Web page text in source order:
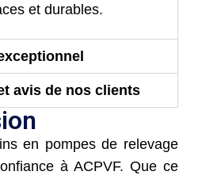
et durables.
avis de nos clients
en pompes de relevage
à ACPVF. Que ce